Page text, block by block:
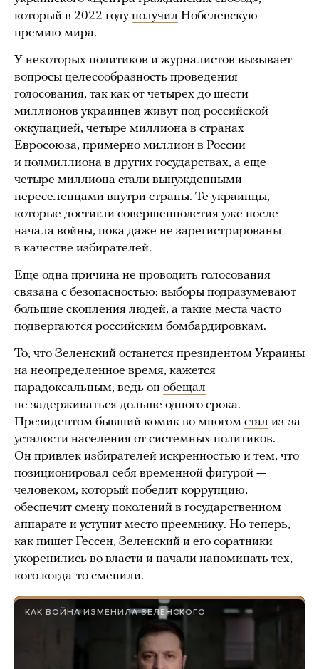
который в 2022 годуполучил Нобелевскую
премию мира.
У некоторых политиков и журналистов вызывает
вопросы целесообразность проведения
голосования, так как от четырех до шести
миллионов украинцев живут под российской
оккупацией, четыре миллиона в странах
Евросоюза, примерно миллион в России
и полмиллиона в других государствах, а еще
четыре миллиона стали вынужденными
переселенцами внутри страны. Те украинцы,
которые достигли совершеннолетия уже после
начала войны, пока даже не зарегистрированы
в качестве избирателей.
Еще одна причина не проводить голосования
связана с безопасностью: выборы подразумевают
большие скопления людей, а такие места часто
подвергаются российским бомбардировкам.
То, что Зеленский останется президентом Украины
на неопределенное время, кажется
парадоксальным, ведь он обещал
не задерживаться дольше одного срока.
Президентом бывший комик во многом стал из-за
усталости населения от системных политиков.
Он привлек избирателей искренностью и тем, что
позиционировал себя временной фигурой —
человеком, который победит коррупцию,
обеспечит смену поколений в государственном
аппарате и уступит место преемнику. Но теперь,
как пишет Гессен, Зеленский и его соратники
укоренились во власти и начали напоминать тех,
кого когда-то сменили.
КАК ВОЙНА ИЗМЕНИЛА ЗЕЛЕНСКОГО